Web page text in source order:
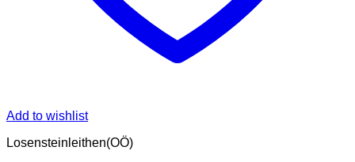
Add to wishlist
Losensteinleithen(OÖ)